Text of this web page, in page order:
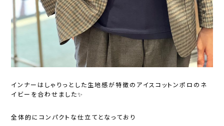
インナーはしゃりっとした生地感が特徴のアイスコットンポロのネ
イビーを合わせました✨
全体的にコンパクトな仕立てとなっており